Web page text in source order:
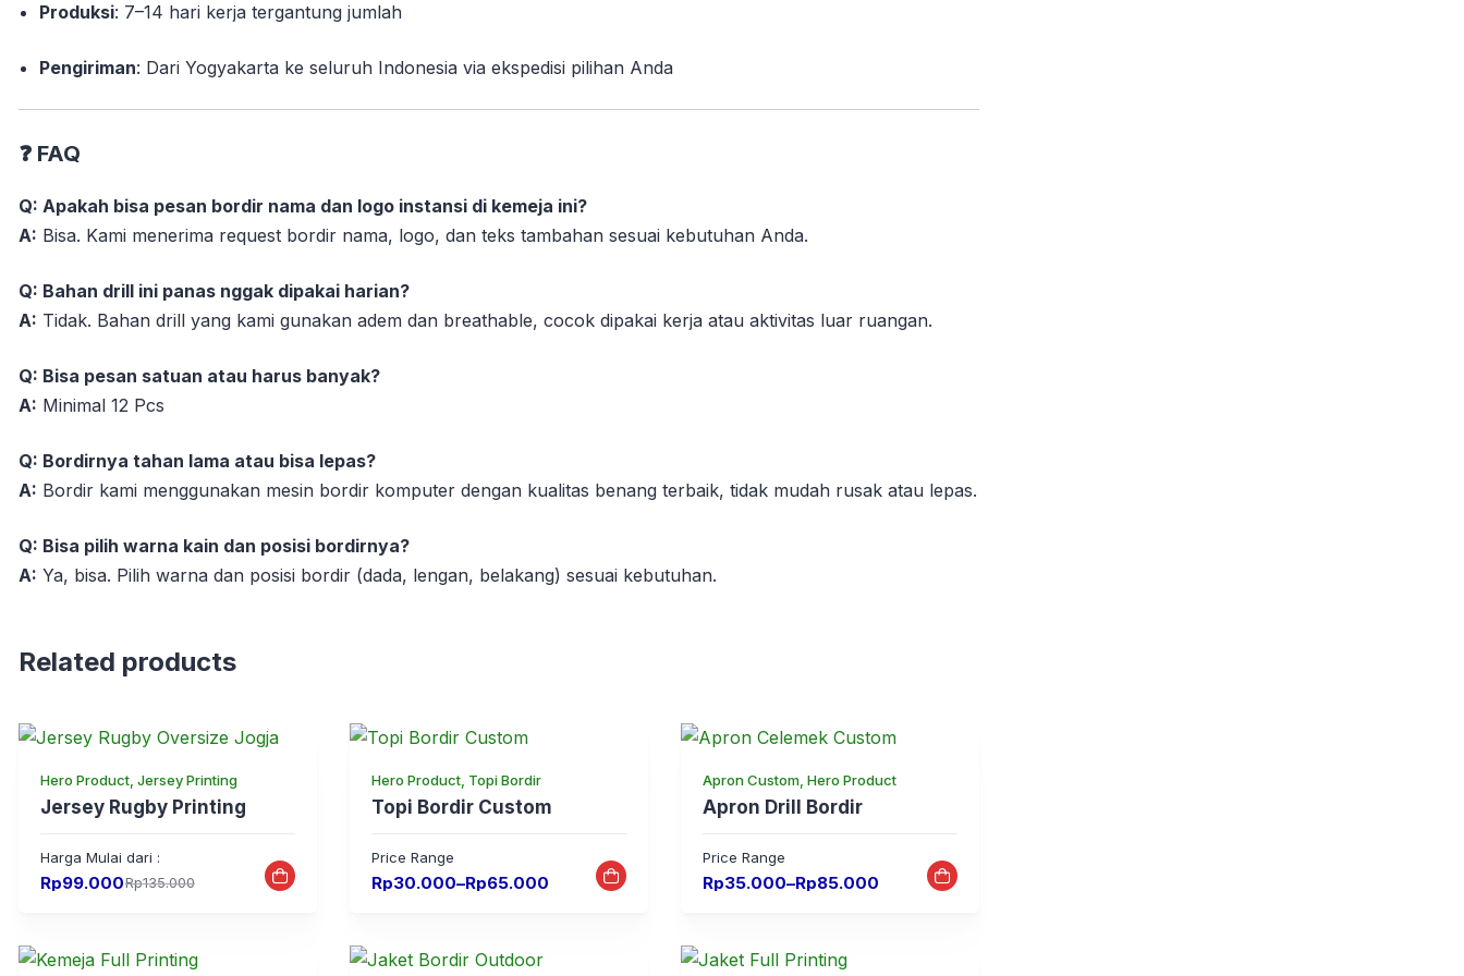
Produksi: 7–14 hari kerja tergantung jumlah
Pengiriman: Dari Yogyakarta ke seluruh Indonesia via ekspedisi pilihan Anda
❓ FAQ
Q: Apakah bisa pesan bordir nama dan logo instansi di kemeja ini?
A: Bisa. Kami menerima request bordir nama, logo, dan teks tambahan sesuai kebutuhan Anda.
Q: Bahan drill ini panas nggak dipakai harian?
A: Tidak. Bahan drill yang kami gunakan adem dan breathable, cocok dipakai kerja atau aktivitas luar ruangan.
Q: Bisa pesan satuan atau harus banyak?
A: Minimal 12 Pcs
Q: Bordirnya tahan lama atau bisa lepas?
A: Bordir kami menggunakan mesin bordir komputer dengan kualitas benang terbaik, tidak mudah rusak atau lepas.
Q: Bisa pilih warna kain dan posisi bordirnya?
A: Ya, bisa. Pilih warna dan posisi bordir (dada, lengan, belakang) sesuai kebutuhan.
Related products
Hero Product, Jersey Printing
Jersey Rugby Printing
Harga Mulai dari :
Rp135.000
Original
Rp99.000
Current
Hero Product, Topi Bordir
Topi Bordir Custom
Price Range
Rp30.000–Rp65.000
Price
Apron Custom, Hero Product
Apron Drill Bordir
Price Range
Rp35.000–Rp85.000
Price